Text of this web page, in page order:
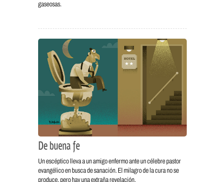
gaseosas.
De buena fe
Un escéptico lleva a un amigo enfermo ante un célebre pastor
evangélico en busca de sanación. El milagro de la cura no se
produce, pero hay una extraña revelación.